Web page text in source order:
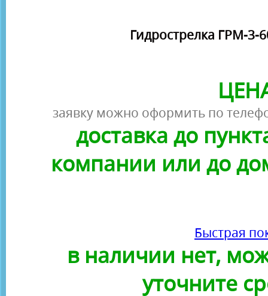
Гидрострелка ГРМ-3-
заявку можно оформить по
доставка до
компании или до
Быстрая
в наличии нет,
уточните